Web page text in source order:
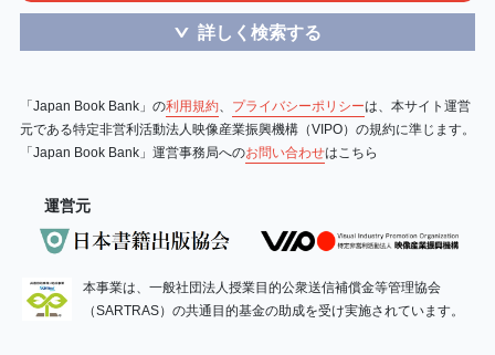
＞ 詳しく検索する
「Japan Book Bank」の利用規約、 プライバシーポリシーは、本サイト運営
元である特定非営利活動法人映像産業振興機構（VIPO）の規約に準じます。
「Japan Book Bank」運営事務局へのお問い合わせはこちら
運営元
本事業は、一般社団法人授業目的公衆送信補償金等管理協会
（SARTRAS）の共通目的基金の助成を受け実施されています。